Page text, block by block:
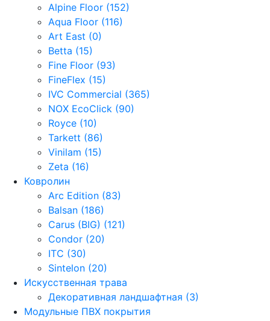
Alpine Floor (152)
Aqua Floor (116)
Art East (0)
Betta (15)
Fine Floor (93)
FineFlex (15)
IVC Commercial (365)
NOX EcoClick (90)
Royce (10)
Tarkett (86)
Vinilam (15)
Zeta (16)
Ковролин
Arc Edition (83)
Balsan (186)
Carus (BIG) (121)
Condor (20)
ITC (30)
Sintelon (20)
Искусственная трава
Декоративная ландшафтная (3)
Модульные ПВХ покрытия